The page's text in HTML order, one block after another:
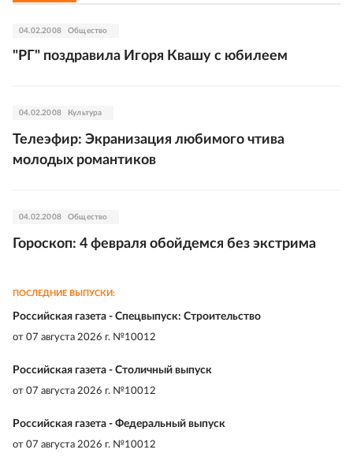
04.02.2008 Общество
"РГ" поздравила Игоря Квашу с юбилеем
04.02.2008 Культура
Телеэфир: Экранизация любимого чтива
молодых романтиков
04.02.2008 Общество
Гороскоп: 4 февраля обойдемся без экстрима
ПОСЛЕДНИЕ ВЫПУСКИ:
Российская газета - Спецвыпуск: Строительство
от 07 августа 2026 г. №10012
Российская газета - Столичный выпуск
от 07 августа 2026 г. №10012
Российская газета - Федеральный выпуск
от 07 августа 2026 г. №10012